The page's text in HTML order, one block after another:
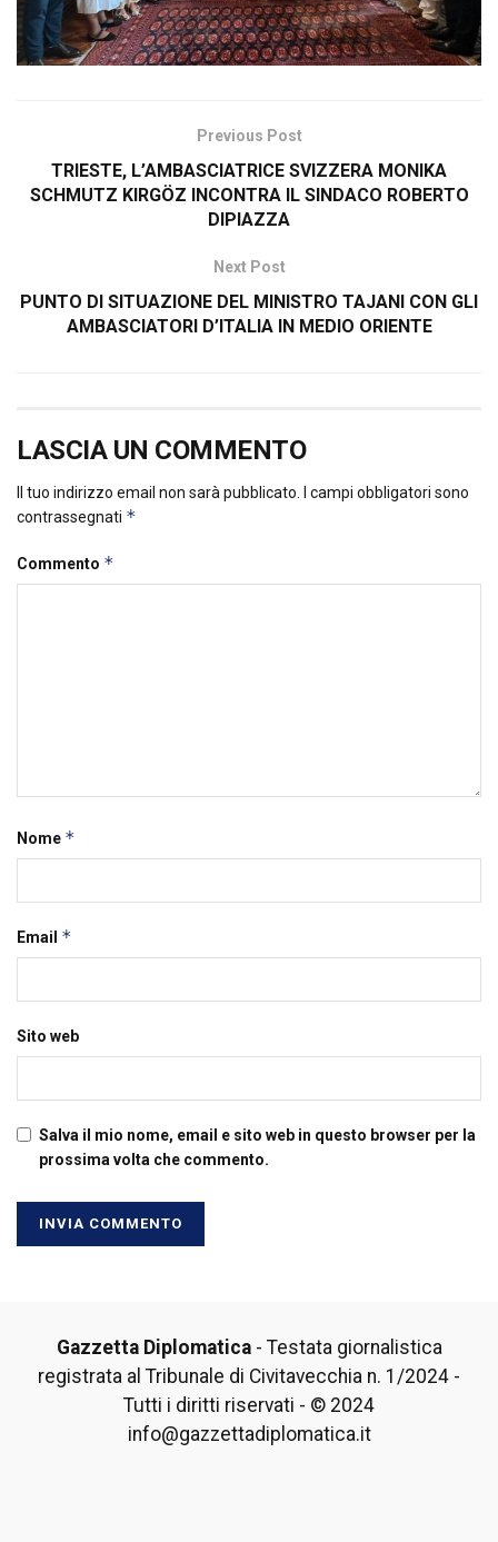
Previous Post
TRIESTE, L’AMBASCIATRICE SVIZZERA MONIKA
SCHMUTZ KIRGÖZ INCONTRA IL SINDACO ROBERTO
DIPIAZZA
Next Post
PUNTO DI SITUAZIONE DEL MINISTRO TAJANI CON GLI
AMBASCIATORI D’ITALIA IN MEDIO ORIENTE
LASCIA UN COMMENTO
Il tuo indirizzo email non sarà pubblicato. I campi obbligatori sono
contrassegnati *
Commento *
Nome *
Email *
Sito web
Salva il mio nome, email e sito web in questo browser per la
prossima volta che commento.
Gazzetta Diplomatica- Testata giornalistica
registrata al Tribunale di Civitavecchia n. 1/2024 -
Tutti i diritti riservati - © 2024
info@gazzettadiplomatica.it